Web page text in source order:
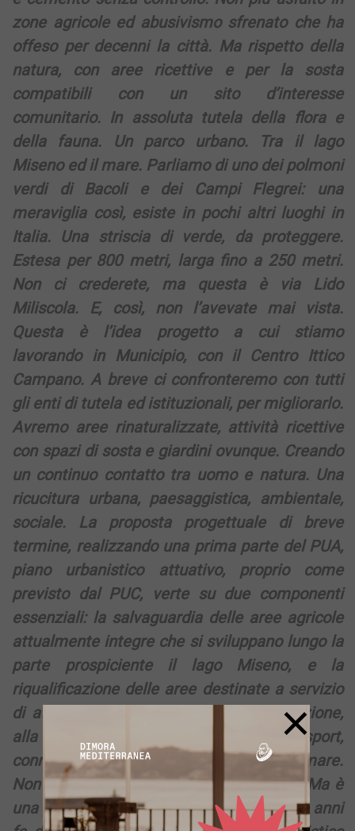
zone agricole ed abusivismo sfrenato che ha
offeso per decenni la città. Ma rispetto della
natura, con aree ricettive e per la sosta
compatibili con un sito d’interesse
comunitario. In assoluta tutela della flora e
della fauna. Un parco urbano. Tra il lago
Miseno ed il mare. Parliamo di uno dei polmoni
verdi di Bacoli e dei Campi Flegrei: una
meraviglia così, esiste in pochi altri luoghi in
Italia. Una striscia di verde, da proteggere.
Estesa per 800 metri, larga fino a 250 metri.
Non ci crederete, ma questa è via Lido
Miliscola. E, così, non l’avevate mai vista.
Questa è l’idea progetto a cui stiamo
lavorando in Municipio, con il Centro Ittico
Campano. A breve ci confronteremo con tutti
gli enti di tutela ed istituzionali, per migliorarlo.
Avremo aree rinaturalizzate, attività ricettive
con spazi di sosta e giardini ovunque. Creando
un continuo contatto tra uomo e natura. Una
ricucitura urbana, paesaggistica, ambientale,
sociale. La proposta progettuale di breve
termine, realizzando una prima parte del PUA,
piano urbanistico attuativo, proprio come
previsto dal PUC, verte su due componenti
essenziali: la salvaguardia delle aree agricole
attualmente integre che si sviluppano lungo la
parte prospiciente il lago Miseno, e la
riqualificazione delle aree destinate a servizio
di attività per il tempo libero, la ristorazione,
alla sosta temporanea, la balneazione, lo sport,
connesse alla fruizione del lago e del mare.
Non è solo una visione. Non è un sogno. Ma è
una piccola parte di quanto approvato due anni
×